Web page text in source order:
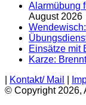
Alarmübung
August 2026
Einsätze mit
Karze:
Kontakt/ Mail
© Copyright 2026,